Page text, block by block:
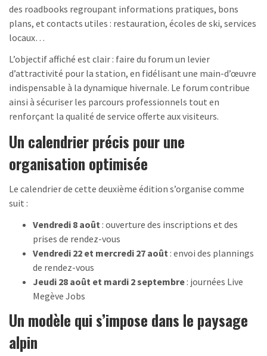
des roadbooks regroupant informations pratiques, bons
plans, et contacts utiles : restauration, écoles de ski, services
locaux…
L’objectif affiché est clair : faire du forum un levier
d’attractivité pour la station, en fidélisant une main-d’œuvre
indispensable à la dynamique hivernale. Le forum contribue
ainsi à sécuriser les parcours professionnels tout en
renforçant la qualité de service offerte aux visiteurs.
Un calendrier précis pour une
organisation optimisée
Le calendrier de cette deuxième édition s’organise comme
suit :
Vendredi 8 août : ouverture des inscriptions et des
prises de rendez-vous
Vendredi 22 et mercredi 27 août : envoi des plannings
de rendez-vous
Jeudi 28 août et mardi 2 septembre : journées Live
Megève Jobs
Un modèle qui s’impose dans le paysage
alpin